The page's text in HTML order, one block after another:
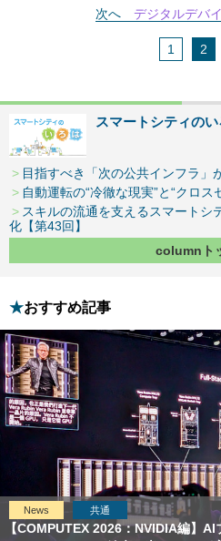
次へ デジタルデバ
1 2
スマートシティの
目指すべき「次の公共インフラ」
自動運転の“冷徹な現実”と“クロス
スキルの流通を支えるスマートシ
化【第43回】
columnト
おすすめ記事
News 共通
【COMPUTEX 2026：NVIDIA編】